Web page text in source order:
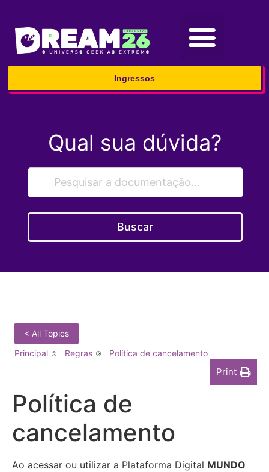
Ingressos
Qual sua dúvida?
Buscar
< All Topics
Principal
Regras Política de cancelamento
Print
Política de
cancelamento
Ao acessar ou utilizar a Plataforma Digital MUNDO